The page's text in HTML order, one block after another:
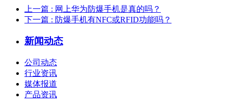
上一篇 : 网上华为防爆手机是真的吗？
下一篇 : 防爆手机有NFC或RFID功能吗？
新闻动态
公司动态
行业资讯
媒体报道
产品资讯